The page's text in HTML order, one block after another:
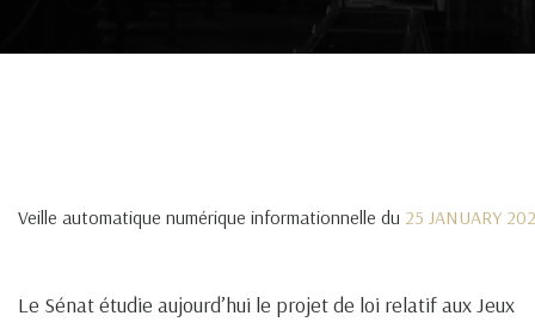
Veille automatique numérique informationnelle du 25 JANUARY
Le Sénat étudie aujourd’hui le projet de loi relatif aux Jeux